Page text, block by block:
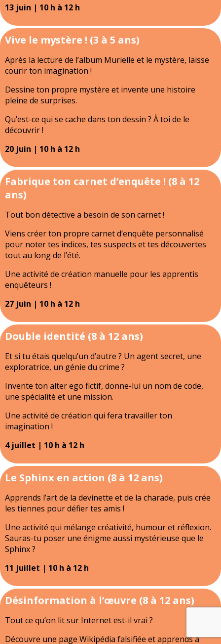
13 juin | 10 h à 12 h
Vive le mystère ! (3 à 5 ans)
Après la lecture de l’album Murielle et le mystère, laisse
courir ton imagination !
Dessine ton propre mystère et invente une histoire
pleine de surprises.
Qu’est-ce qui se cache dans ton dessin ? À toi de le
découvrir !
20 juin | 10 h à 12 h
Fabrique ton carnet d’enquête ! (8 à 12
ans)
Tout bon détective a besoin de son carnet !
Viens créer ton propre carnet d’enquête personnalisé
pour noter tes indices, tes suspects et tes découvertes
tout au long de l’été.
Une activité de création manuelle pour les apprentis
enquêteurs !
27 juin | 10 h à 12 h
Double identité (8 à 12 ans)
Et si tu étais quelqu’un d’autre ? Un agent secret, une
exploratrice, un génie du crime ?
Invente ton alter ego fictif, donne-lui un nom de code,
une spécialité et une mission.
Une activité de création qui fera travailler ton
imagination !
4 juillet | 10 h à 12 h
Le Sphinx en action (8 à 12 ans)
Apprends l’art de la devinette et de la charade, puis crée
les tiennes pour défier tes amis !
Une activité qui mélange créativité, humour et réflexion.
Sauras-tu poser une énigme aussi mystérieuse que le
Sphinx ?
11 juillet | 10 h à 12 h
Désinformation à l’œuvre (8 à 12 ans)
Tout ce qu’on lit sur Internet est-il vrai ?
Découvre une page Wikipédia falsifiée et apprends à